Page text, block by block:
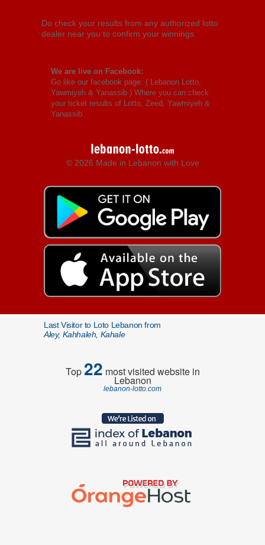
Do check your results from any authorized lotto
dealer near you to confirm your winnings.
We are live on Facebook:
Go like our facebook page: ( Lebanon Lotto,
Yawmiyeh & Yanassib ) Where you can check
your ticket results of Lotto, Zeed, Yawmiyeh &
Yanassib.
© 2026 Made in Lebanon with Love
Last Visitor to Loto Lebanon from
Aley, Kahhaleh, Kahale
Top22 most visited website in
Lebanon
lebanon-lotto.com